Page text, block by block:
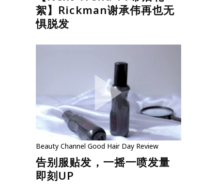
絮】Rickman谢承伟再也无
惧脱发
Beauty Channel Good Hair Day Review
告别服贴发，一摇一喷发量
即刻UP